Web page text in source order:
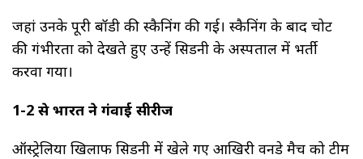
जहां उनके पूरी बॉडी की स्कैनिंग की गई। स्कैनिंग के बाद चोट
की गंभीरता को देखते हुए उन्हें सिडनी के अस्पताल में भर्ती
करवा गया।
1-2 से भारत ने गंवाई सीरीज
ऑस्ट्रेलिया खिलाफ सिडनी में खेले गए आखिरी वनडे मैच को टीम